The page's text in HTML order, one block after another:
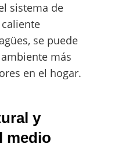
sistema de
se puede
más
en el hogar.
y
medio